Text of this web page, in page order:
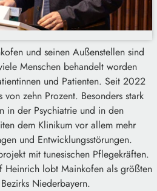
und seinen Außenstellen sind
Menschen behandelt worden
und Patienten. Seit 2022
zehn Prozent. Besonders stark
in der Psychiatrie und in den
dem Klinikum vor allem mehr
und Entwicklungsstörungen.
mit tunesischen Pflegekräften.
Heinrich lobt Mainkofen als größten
Niederbayern.